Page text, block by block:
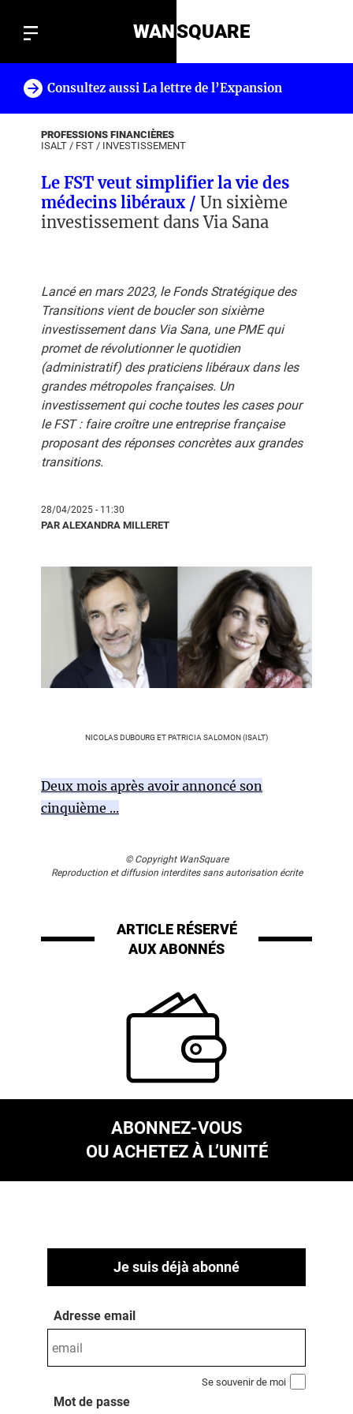
WANSQUARE
Consultez aussi La lettre de l’Expansion
PROFESSIONS FINANCIÈRES
ISALT / FST / INVESTISSEMENT
Le FST veut simplifier la vie des
médecins libéraux / Un sixième
investissement dans Via Sana
Lancé en mars 2023, le Fonds Stratégique des
Transitions vient de boucler son sixième
investissement dans Via Sana, une PME qui
promet de révolutionner le quotidien
(administratif) des praticiens libéraux dans les
grandes métropoles françaises. Un
investissement qui coche toutes les cases pour
le FST : faire croître une entreprise française
proposant des réponses concrètes aux grandes
transitions.
28/04/2025 - 11:30
PAR ALEXANDRA MILLERET
NICOLAS DUBOURG ET PATRICIA SALOMON (ISALT)
Deux mois après avoir annoncé son
cinquième ...
© Copyright WanSquare
Reproduction et diffusion interdites sans autorisation écrite
ARTICLE RÉSERVÉ
AUX ABONNÉS
ABONNEZ-VOUS
OU ACHETEZ À L’UNITÉ
Je suis déjà abonné
Adresse email
Se souvenir de moi
Mot de passe